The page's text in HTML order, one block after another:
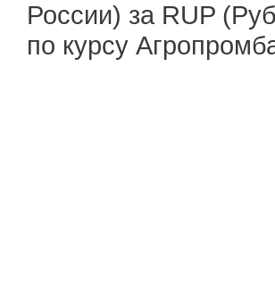
России) за RUP
по курсу